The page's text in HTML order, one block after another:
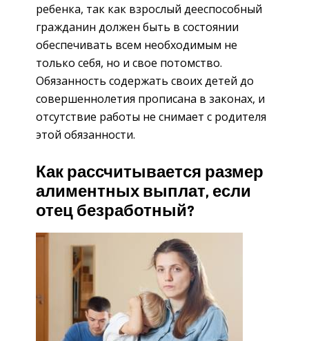
ребенка, так как взрослый дееспособный
гражданин должен быть в состоянии
обеспечивать всем необходимым не
только себя, но и свое потомство.
Обязанность содержать своих детей до
совершеннолетия прописана в законах, и
отсутствие работы не снимает с родителя
этой обязанности.
Как рассчитывается размер
алиментных выплат, если
отец безработный?